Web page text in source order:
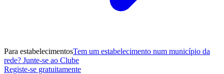
Para estabelecimentosTem um estabelecimento num município da
rede? Junte-se ao Clube
Registe-se gratuitamente